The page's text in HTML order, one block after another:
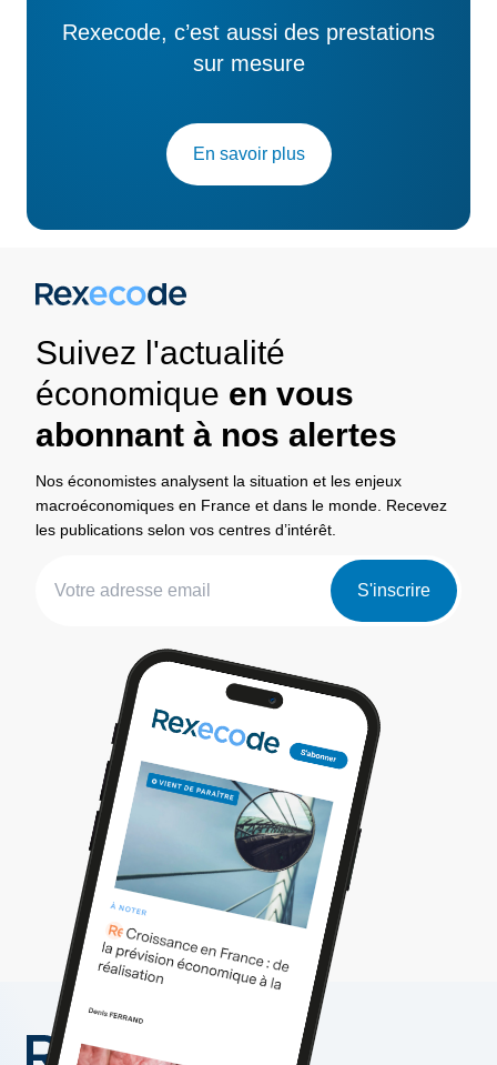
Rexecode, c’est aussi des prestations
sur mesure
En savoir plus
Suivez l'actualité
économique en vous
abonnant à nos alertes
Nos économistes analysent la situation et les enjeux
macroéconomiques en France et dans le monde. Recevez
les publications selon vos centres d’intérêt.
S'inscrire